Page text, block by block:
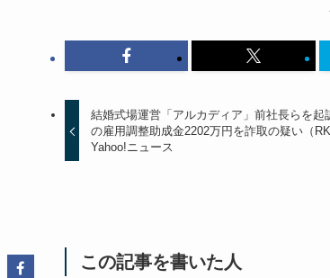
結婚式場運営「アルカディア」前社長らを起
の雇用調整助成金2202万円を詐取の疑い（
Yahoo!ニュース
この記事を書いた人